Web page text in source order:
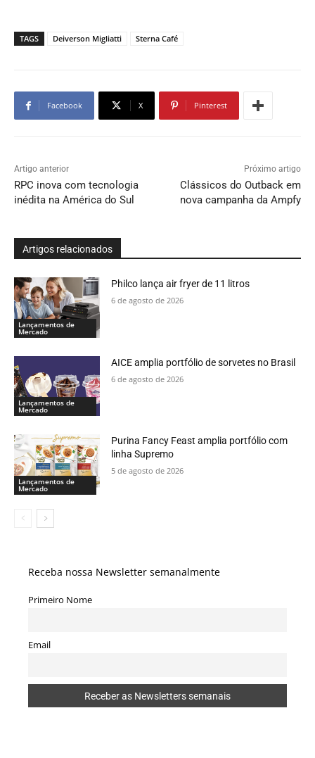
TAGS Deiverson Migliatti Sterna Café
Facebook X Pinterest
Artigo anterior
RPC inova com tecnologia
inédita na América do Sul
Próximo artigo
Clássicos do Outback em
nova campanha da Ampfy
Artigos relacionados
Lançamentos de
Mercado
Philco lança air fryer de 11 litros
6 de agosto de 2026
Lançamentos de
Mercado
AICE amplia portfólio de sorvetes no Brasil
6 de agosto de 2026
Lançamentos de
Mercado
Purina Fancy Feast amplia portfólio com
linha Supremo
5 de agosto de 2026
Receba nossa Newsletter semanalmente
Primeiro Nome
Email